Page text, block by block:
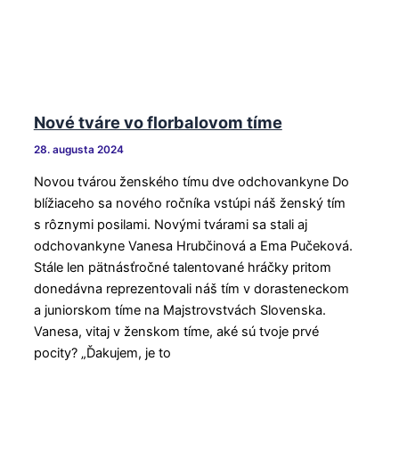
Nové tváre vo florbalovom tíme
28. augusta 2024
Novou tvárou ženského tímu dve odchovankyne Do
blížiaceho sa nového ročníka vstúpi náš ženský tím
s rôznymi posilami. Novými tvárami sa stali aj
odchovankyne Vanesa Hrubčinová a Ema Pučeková.
Stále len pätnásťročné talentované hráčky pritom
donedávna reprezentovali náš tím v dorasteneckom
a juniorskom tíme na Majstrovstvách Slovenska.
Vanesa, vitaj v ženskom tíme, aké sú tvoje prvé
pocity? „Ďakujem, je to